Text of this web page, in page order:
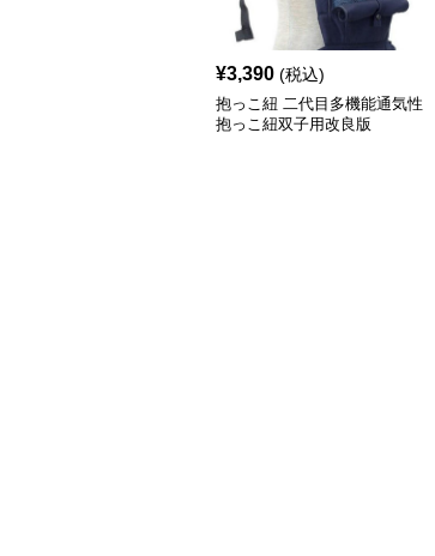
¥3,390 (税込)
抱っこ紐 二代目多機能通気性
抱っこ紐双子用改良版